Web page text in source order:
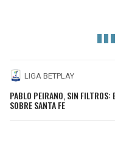
LIGA BETPLAY
PABLO PEIRANO, SIN FILTROS:
SOBRE SANTA FE